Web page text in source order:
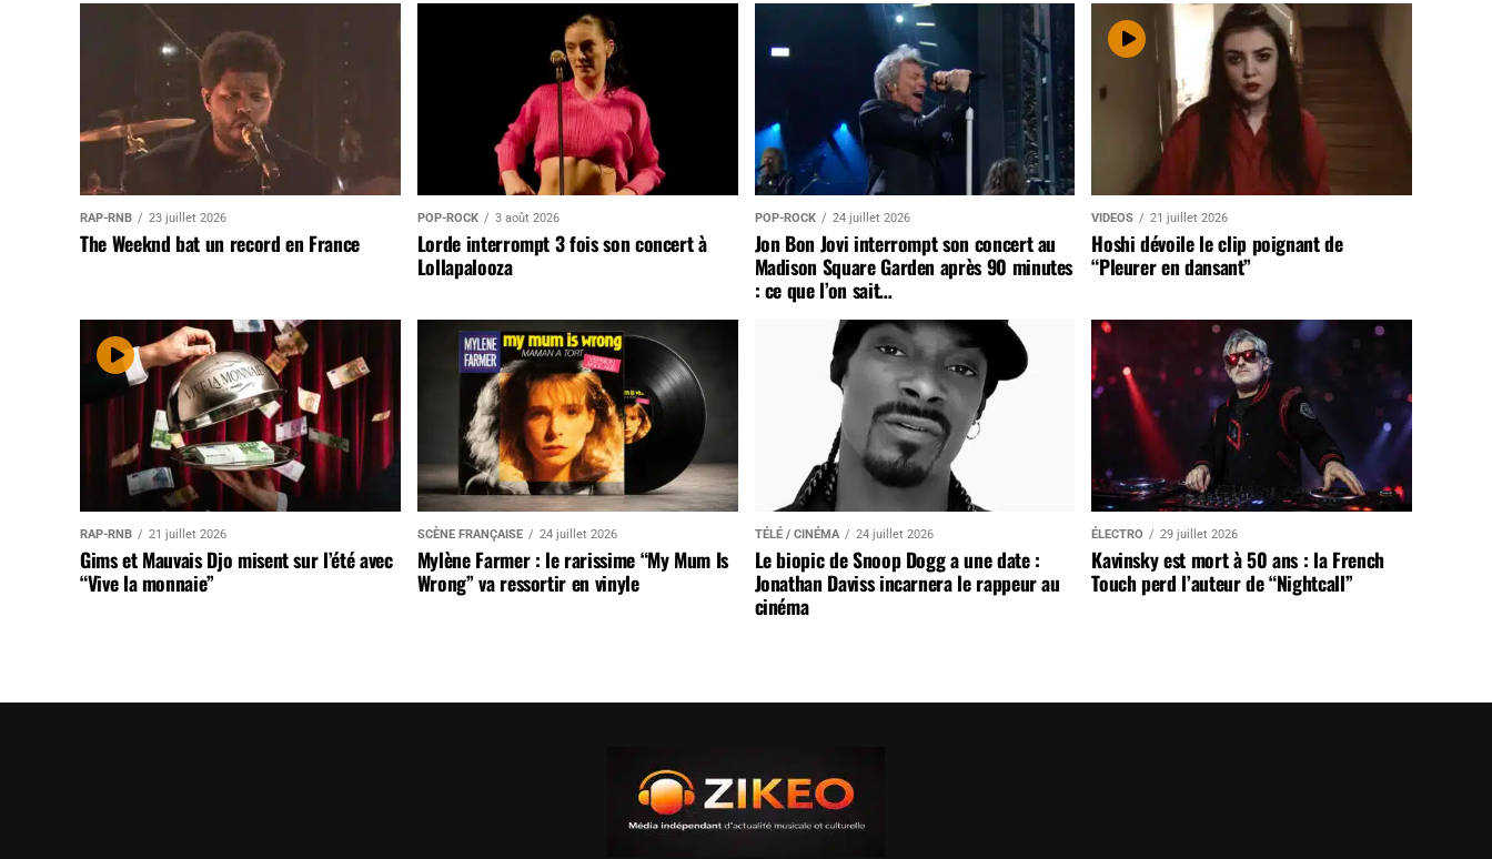
RAP-RNB 23 juillet 2026
The Weeknd bat un record en France
POP-ROCK 3 août 2026
Lorde interrompt 3 fois son concert à
Lollapalooza
POP-ROCK 24 juillet 2026
Jon Bon Jovi interrompt son concert au
Madison Square Garden après 90 minutes
: ce que l’on sait…
VIDEOS 21 juillet 2026
Hoshi dévoile le clip poignant de
“Pleurer en dansant”
RAP-RNB 21 juillet 2026
Gims et Mauvais Djo misent sur l’été avec
“Vive la monnaie”
SCÈNE FRANÇAISE 24 juillet 2026
Mylène Farmer : le rarissime “My Mum Is
Wrong” va ressortir en vinyle
TÉLÉ / CINÉMA 24 juillet 2026
Le biopic de Snoop Dogg a une date :
Jonathan Daviss incarnera le rappeur au
cinéma
ÉLECTRO 29 juillet 2026
Kavinsky est mort à 50 ans : la French
Touch perd l’auteur de “Nightcall”